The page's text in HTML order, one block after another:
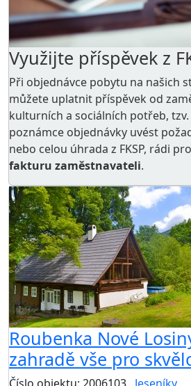
Využijte příspěvek z
Při objednávce pobytu na našich
můžete uplatnit příspěvek od
kulturních a sociálních potřeb,
poznámce objednávky uvést
nebo celou úhrada z FKSP, rádi
fakturu zaměstnavateli.
Roubenka Nové
zahradě vše pro